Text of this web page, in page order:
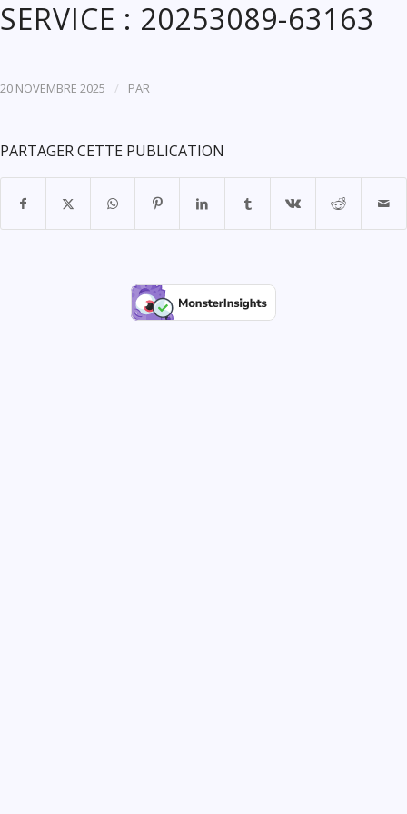
SERVICE : 20253089-63163
20 NOVEMBRE 2025 / PAR
PARTAGER CETTE PUBLICATION